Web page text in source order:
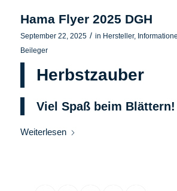
Hama Flyer 2025 DGH
September 22, 2025 / in Hersteller,
Beileger
Herbstzauber
Viel Spaß beim Blättern!
Weiterlesen